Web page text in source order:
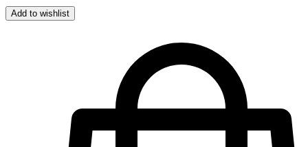
Add to wishlist